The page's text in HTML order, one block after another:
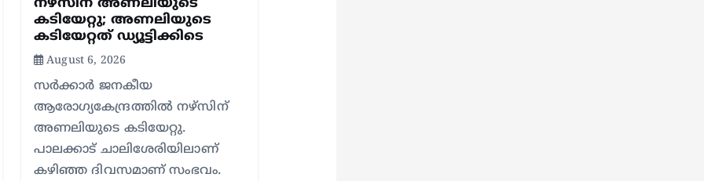
നഴ്സിന് അണലിയുടെ
കടിയേറ്റു; അണലിയുടെ
കടിയേറ്റത് ഡ്യൂട്ടിക്കിടെ
August 6, 2026
സര്‍ക്കാര്‍ ജനകീയ
ആരോഗ്യകേന്ദ്രത്തില്‍ നഴ്സിന്
അണലിയുടെ കടിയേറ്റു.
പാലക്കാട് ചാലിശേരിയിലാണ്
കഴിഞ്ഞ ദിവസമാണ് സംഭവം.